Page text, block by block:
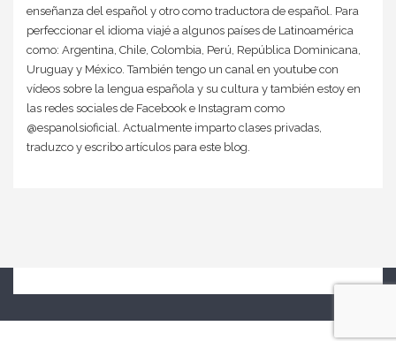
enseñanza del español y otro como traductora de español. Para
perfeccionar el idioma viajé a algunos países de Latinoamérica
como: Argentina, Chile, Colombia, Perú, República Dominicana,
Uruguay y México. También tengo un canal en youtube con
vídeos sobre la lengua española y su cultura y también estoy en
las redes sociales de Facebook e Instagram como
@espanolsioficial. Actualmente imparto clases privadas,
traduzco y escribo artículos para este blog.